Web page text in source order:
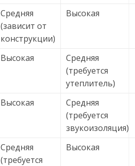
Средняя
(зависит от
конструкции)
Высокая
Высокая
Средняя
(требуется
утеплитель)
Высокая
Средняя
(требуется
звукоизоляция)
Средняя
(требуется
Высокая